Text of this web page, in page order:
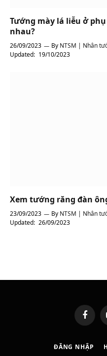
Tướng mày lá liễu ở
nhau?
26/09/2023 By NTSM | Nhân
Updated: 19/10/2023
Xem tướng răng đàn
23/09/2023 By NTSM | Nhân
Updated: 26/09/2023
ĐĂNG NHẬP